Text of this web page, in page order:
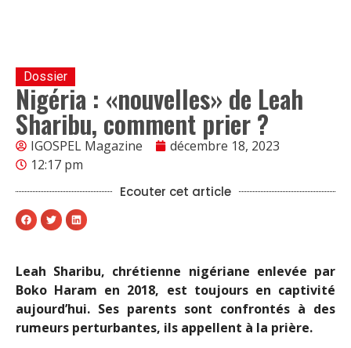
Dossier
Nigéria : «nouvelles» de Leah
Sharibu, comment prier ?
IGOSPEL Magazine
décembre 18, 2023
12:17 pm
Ecouter cet article
Leah Sharibu, chrétienne nigériane enlevée par
Boko Haram en 2018, est toujours en captivité
aujourd’hui. Ses parents sont confrontés à des
rumeurs perturbantes, ils appellent à la prière.